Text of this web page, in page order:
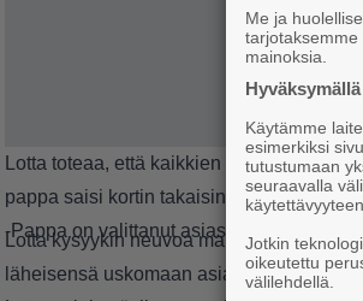
Lotta toteaa, että kaikkien papan
pappa saisi kortin takaisin.
-Pappa on valittanut asiasta lääkärille ja
Lotta kysyykin neuvoa mahtaako joillain
läheisensä uskomaan asian.
Me ja
mainoksia.
Käytämme
esimerkiksi
tutustumaan
seuraavalla
käytettävyyteen.
Jotkin
oikeutettu
välilehdellä.